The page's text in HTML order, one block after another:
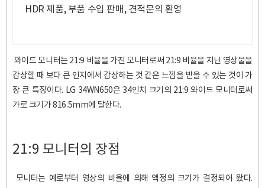
HDR 제품, 부품 수입 판매, 견적문의 환영
와이드 모니터는 21:9 비율을 가진 모니터로써 21:9 비율을 지닌 영상물을
감상할 때 보다 큰 인치에서 감상하는 것 같은 느낌을 받을 수 있는 것이 가
장 큰 특징이다. LG 34WN650은 34인치 크기의 21:9 와이드 모니터로써
가로 크기가 816.5mm에 달한다.
21:9 모니터의 장점
모니터는 예로부터 영상의 비율에 의해 액정의 크기가 결정되어 왔다.